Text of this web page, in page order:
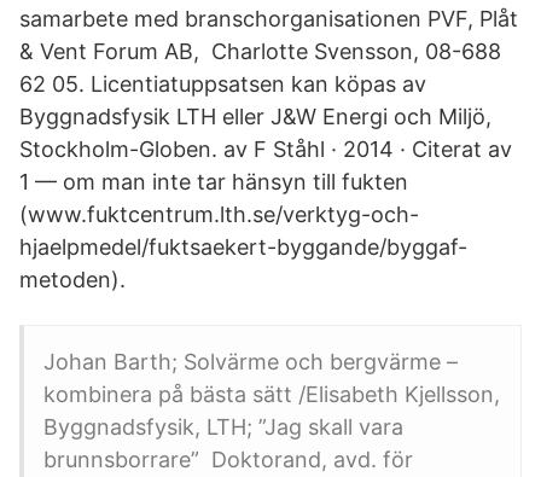
samarbete med branschorganisationen PVF, Plåt
& Vent Forum AB, Charlotte Svensson, 08-688
62 05. Licentiatuppsatsen kan köpas av
Byggnadsfysik LTH eller J&W Energi och Miljö,
Stockholm-Globen. av F Ståhl · 2014 · Citerat av
1 — om man inte tar hänsyn till fukten
(www.fuktcentrum.lth.se/verktyg-och-
hjaelpmedel/fuktsaekert-byggande/byggaf-
metoden).
Johan Barth; Solvärme och bergvärme –
kombinera på bästa sätt /Elisabeth Kjellsson,
Byggnadsfysik, LTH; ”Jag skall vara
brunnsborrare” Doktorand, avd. för